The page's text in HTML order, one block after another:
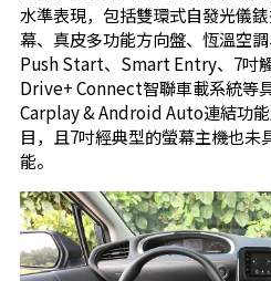
水準表現，包括雙環式自發光儀
幕、真皮多功能方向盤、恆溫空調
Push Start、Smart Entry、7吋
Drive+ Connect智聯車載系統等
Carplay & Android Auto連結功
目，且7吋經典型的螢幕主機也
能。